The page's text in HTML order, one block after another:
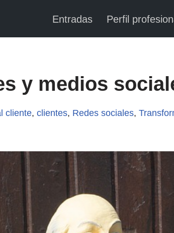
Entradas Perfil
y medios
cliente,clientes, Redes sociales,